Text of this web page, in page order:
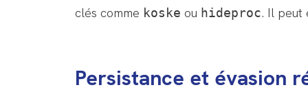
clés comme koske ou hideproc. Il peut
Persistance et évasion